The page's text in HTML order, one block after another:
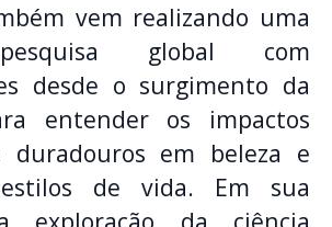
vem realizando uma
global com
desde o surgimento da
entender os impactos
duradouros em beleza e
de vida. Em sua